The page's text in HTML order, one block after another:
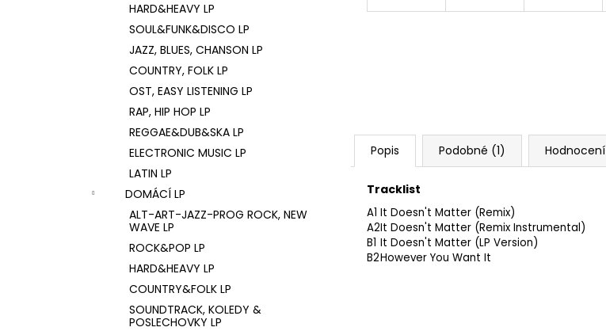
HARD&HEAVY LP
SOUL&FUNK&DISCO LP
JAZZ, BLUES, CHANSON LP
COUNTRY, FOLK LP
OST, EASY LISTENING LP
RAP, HIP HOP LP
REGGAE&DUB&SKA LP
ELECTRONIC MUSIC LP
LATIN LP
DOMÁCÍ LP
ALT-ART-JAZZ-PROG ROCK, NEW
WAVE LP
ROCK&POP LP
HARD&HEAVY LP
COUNTRY&FOLK LP
SOUNDTRACK, KOLEDY &
POSLECHOVKY LP
Popis Podobné (1) Hodnocení
Tracklist
A1 It Doesn't Matter (Remix)
A2It Doesn't Matter (Remix Instrumental)
B1 It Doesn't Matter (LP Version)
B2However You Want It